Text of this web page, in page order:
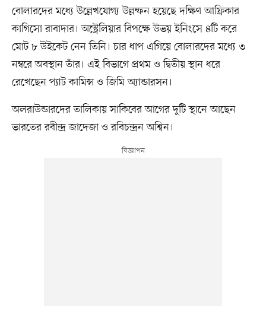
বোলারদের মধ্যে উল্লেখযোগ্য উল্লম্ফন হয়েছে দক্ষিণ আফ্রিকার
কাগিসো রাবাদার। অস্ট্রেলিয়ার বিপক্ষে উভয় ইনিংসে ৪টি করে
মোট ৮ উইকেট নেন তিনি। চার ধাপ এগিয়ে বোলারদের মধ্যে ৩
নম্বরে অবস্থান তাঁর। এই বিভাগে প্রথম ও দ্বিতীয় স্থান ধরে
রেখেছেন প্যাট কামিন্স ও জিমি অ্যান্ডারসন।
অলরাউন্ডারদের তালিকায় সাকিবের আগের দুটি স্থানে আছেন
ভারতের রবীন্দ্র জাদেজা ও রবিচন্দ্রন অশ্বিন।